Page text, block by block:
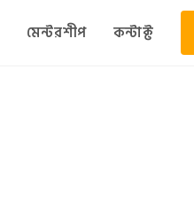
মেন্টরশীপ কন্টাক্ট